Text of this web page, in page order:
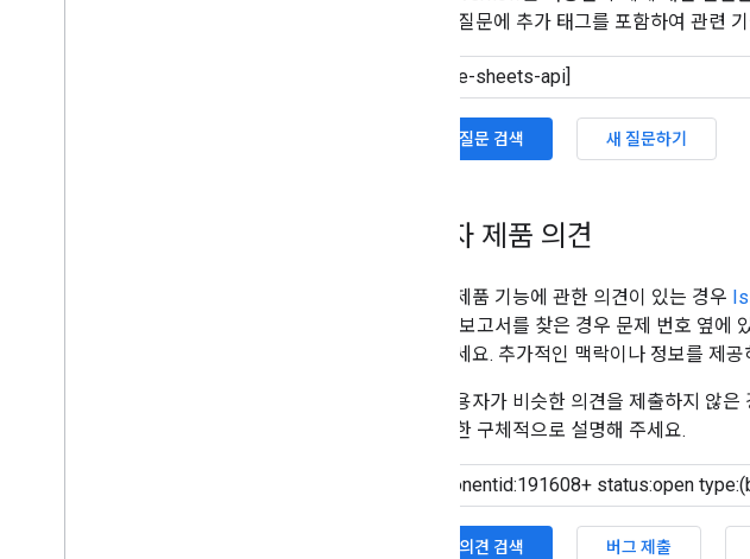
합니다. 질문에 추가 태그를 포함하여 관련
기존 질문 검색 새 질문하기
개발자 제품 의견
개발자 제품 기능에 관한 의견이 있는 경우
존 의견 보고서를 찾은 경우 문제 번호 옆
움을 주세요. 추가적인 맥락이나 정보를 제
다른 사용자가 비슷한 의견을 제출하지 않
을 최대한 구체적으로 설명해 주세요.
기존 의견 검색 버그 제출